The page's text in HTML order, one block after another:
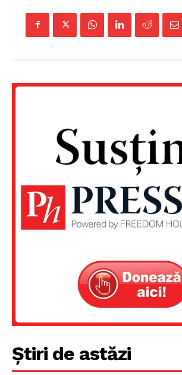
Știri de astăzi